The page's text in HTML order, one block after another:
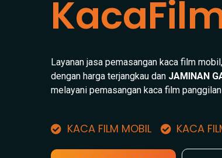
Layanan jasa pemasangan kaca film
dengan harga terjangkau dan JAMINAN
melayani pemasangan kaca film
KACA FILM MOBIL KACA